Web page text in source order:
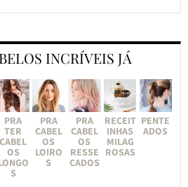
INCRÍVEIS JÁ
PRA
TER
CABEL
OS
S
PRA
CABEL
OS
LOIRO
S
PRA
CABEL
OS
RESSE
CADOS
RECEIT
INHAS
MILAG
ROSAS
PENTE
ADOS